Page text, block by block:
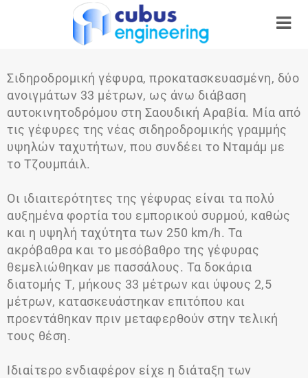
Σιδηροδρομική γέφυρα, προκατασκευασμένη, δύο
ανοιγμάτων 33 μέτρων, ως άνω διάβαση
αυτοκινητοδρόμου στη Σαουδική Αραβία. Μία από
τις γέφυρες της νέας σιδηροδρομικής γραμμής
υψηλών ταχυτήτων, που συνδέει το Νταμάμ με
το Τζουμπάιλ.
Οι ιδιαιτερότητες της γέφυρας είναι τα πολύ
αυξημένα φορτία του εμπορικού συρμού, καθώς
και η υψηλή ταχύτητα των 250 km/h. Τα
ακρόβαθρα και το μεσόβαθρο της γέφυρας
θεμελιώθηκαν με πασσάλους. Τα δοκάρια
διατομής Τ, μήκους 33 μέτρων και ύψους 2,5
μέτρων, κατασκευάστηκαν επιτόπου και
προεντάθηκαν πριν μεταφερθούν στην τελική
τους θέση.
Ιδιαίτερο ενδιαφέρον είχε η διάταξη των